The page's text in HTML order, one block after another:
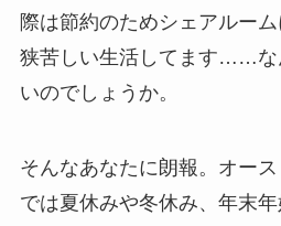
際は節約のためシェアルー
狭苦しい生活してます……な
いのでしょうか。
そんなあなたに朗報。オー
では夏休みや冬休み、年末